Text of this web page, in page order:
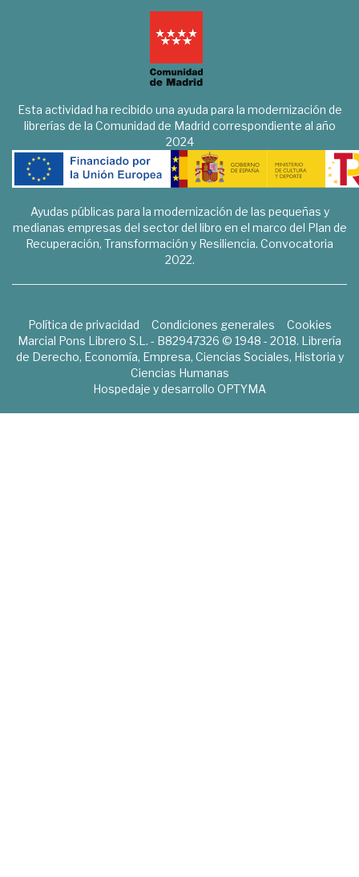
Esta actividad ha recibido una ayuda para la modernización de
librerías de la Comunidad de Madrid correspondiente al año
2024
Ayudas públicas para la modernización de las pequeñas y
medianas empresas del sector del libro en el marco del Plan de
Recuperación, Transformación y Resiliencia. Convocatoria
2022.
Política de privacidad Condiciones generales
Cookies
Marcial Pons Librero S.L. - B82947326 © 1948 - 2018. Librería
de Derecho, Economía, Empresa, Ciencias Sociales, Historia y
Ciencias Humanas
Hospedaje y desarrollo OPTYMA